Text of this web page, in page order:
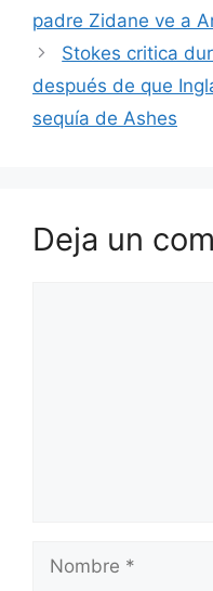
padre Zidane ve a
Stokes critica
después de que
sequía de Ashes
Deja un